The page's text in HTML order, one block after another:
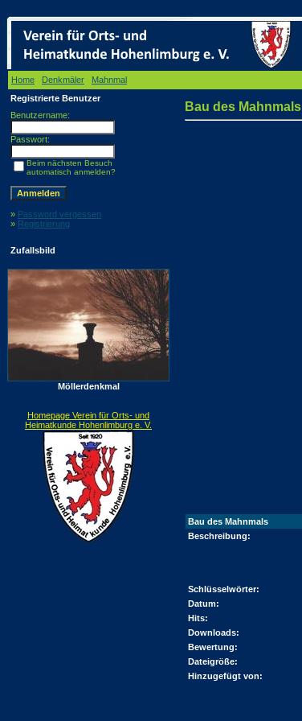
Home Denkmäler Mahnmal
Registrierte Benutzer
Benutzername:
Passwort:
Beim nächsten Besuch
automatisch anmelden?
» Password vergessen
» Registrierung
Zufallsbild
Möllerdenkmal
Homepage Verein für Orts- und
Heimatkunde Hohenlimburg e. V.
Bau des Mahnmals
Bau des Mahnmals
Beschreibung:
Schlüsselwörter:
Datum:
Hits:
Downloads:
Bewertung:
Dateigröße:
Hinzugefügt von: